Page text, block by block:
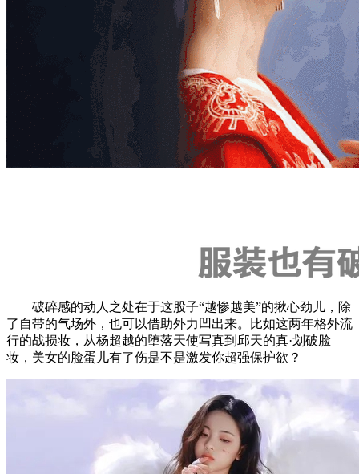
破碎感的动人之处在于这股子“越惨越美”的揪心劲儿，除
了自带的气场外，也可以借助外力凹出来。比如这两年格外流
行的战损妆，从杨超越的堕落天使写真到邱天的真·划破脸
妆，美女的脸蛋儿有了伤是不是激发你超强保护欲？